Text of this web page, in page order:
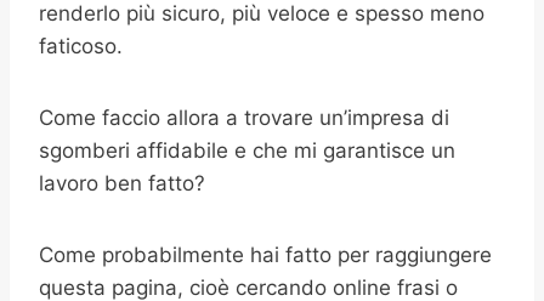
renderlo più sicuro, più veloce e spesso meno
faticoso.
Come faccio allora a trovare un’impresa di
sgomberi affidabile e che mi garantisce un
lavoro ben fatto?
Come probabilmente hai fatto per raggiungere
questa pagina, cioè cercando online frasi o